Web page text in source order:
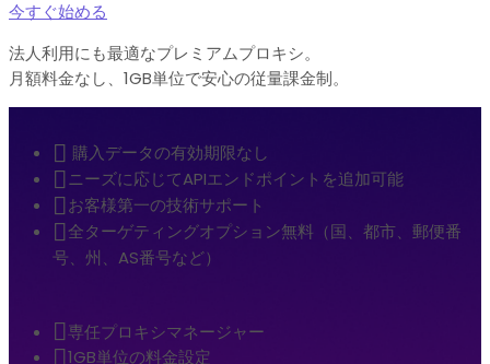
今すぐ始める
法人利用にも最適なプレミアムプロキシ。
月額料金なし、1GB単位で安心の従量課金制。
購入データの有効期限なし
ニーズに応じてAPIエンドポイントを追加可能
お客様第一の技術サポート
全ターゲティングオプション無料（国、都市、郵便番
号、州、AS番号など）
専任プロキシマネージャー
1GB単位の料金設定